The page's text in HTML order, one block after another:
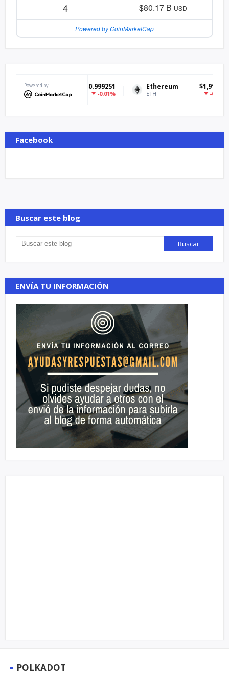
4 $80.17 B USD
Powered by CoinMarketCap
Powered by
Tether USDt $0.999251 Ethereum $1,913.21
Facebook
Buscar este blog
ENVÍA TU INFORMACIÓN
POLKADOT